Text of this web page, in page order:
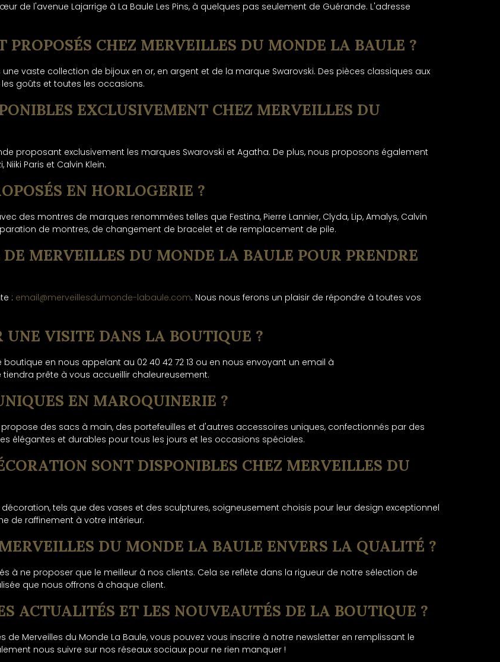
de l'avenue Lajarrige à La Baule Les Pins, à quelques pas seulement de Guérande. L'adresse
PROPOSÉS CHEZ MERVEILLES DU MONDE LA BAULE ?
vaste collection de bijoux en or, en argent et de la marque Swarovski. Des pièces classiques aux
goûts et toutes les occasions.
EXCLUSIVEMENT CHEZ MERVEILLES DU
proposant exclusivement les marques Swarovski et Agatha. De plus, nous proposons également
Paris et Calvin Klein.
EN HORLOGERIE ?
des montres de marques renommées telles que Festina, Pierre Lannier, Clyda, Lip, Amalys, Calvin
de montres, de changement de bracelet et de remplacement de pile.
MERVEILLES DU MONDE LA BAULE POUR PRENDRE
: email@merveillesdumonde-labaule.com. Nous nous ferons un plaisir de répondre à toutes vos
UNE VISITE DANS LA BOUTIQUE ?
en nous appelant au 02 40 42 72 13 ou en nous envoyant un email à
tiendra prête à vous accueillir chaleureusement.
EN MAROQUINERIE ?
des sacs à main, des portefeuilles et d'autres accessoires uniques, confectionnés par des
élégantes et durables pour tous les jours et les occasions spéciales.
SONT DISPONIBLES CHEZ MERVEILLES DU
tels que des vases et des sculptures, soigneusement choisis pour leur design exceptionnel
de raffinement à votre intérieur.
DU MONDE LA BAULE ENVERS LA QUALITÉ ?
à ne proposer que le meilleur à nos clients. Cela se reflète dans la rigueur de notre sélection de
que nous offrons à chaque client.
ACTUALITÉS ET LES NOUVEAUTÉS DE LA BOUTIQUE ?
Merveilles du Monde La Baule, vous pouvez vous inscrire à notre newsletter en remplissant le
nous suivre sur nos réseaux sociaux pour ne rien manquer !